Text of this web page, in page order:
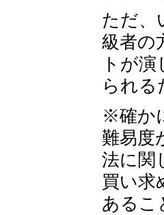
ただ、
級者の
トが
られる
※確か
難易度
法に関
買い求
あるこ